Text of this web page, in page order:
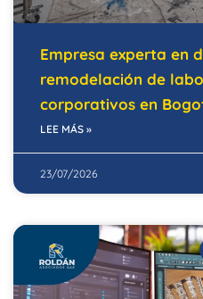
Empresa experta en
remodelación de
corporativos en
LEE MÁS »
23/07/2026